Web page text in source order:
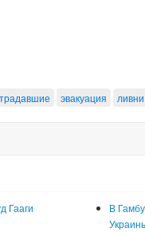
эвакуация ливни
Гааги
В